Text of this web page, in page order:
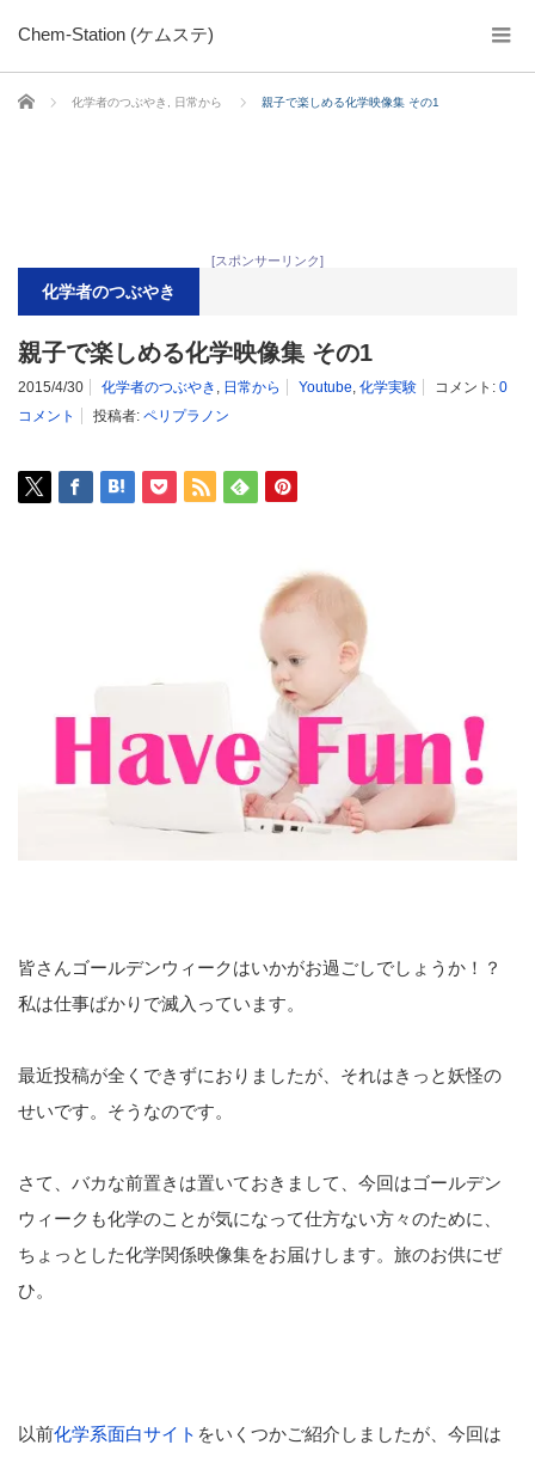
Chem-Station (ケムステ)
ホーム 化学者のつぶやき 日常から 親子で楽しめる化学映像集 その1
[スポンサーリンク]
化学者のつぶやき
親子で楽しめる化学映像集 その1
2015/4/30 化学者のつぶやき , 日常から Youtube, 化学実験 コメント: 0
コメント
投稿者: ペリプラノン
皆さんゴールデンウィークはいかがお過ごしでしょうか！？
私は仕事ばかりで滅入っています。
最近投稿が全くできずにおりましたが、それはきっと妖怪の
せいです。そうなのです。
さて、バカな前置きは置いておきまして、今回はゴールデン
ウィークも化学のことが気になって仕方ない方々のために、
ちょっとした化学関係映像集をお届けします。旅のお供にぜ
ひ。
以前化学系面白サイト をいくつかご紹介しましたが、今回は